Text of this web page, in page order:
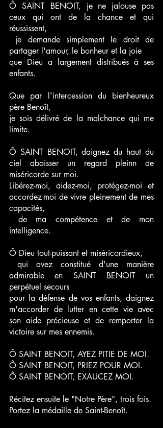
Ô SAINT BENOIT, je ne jalouse pas
ceux qui ont de la chance et qui
réussissent,
partager l'amour, le bonheur et la joie
que Dieu a largement distribués à ses
enfants.
Que par l'intercession du bienheureux
père Benoît,
je sois délivré de la malchance qui me
limite.
Ô SAINT BENOIT, daignez du haut du
ciel abaisser un regard pleinn de
miséricorde sur moi.
Libérez-moi, aidez-moi, protégez-moi et
accordez-moi de vivre pleinement de mes
capacités,
intelligence.
Ô Dieu tout-puissant et miséricordieux,
admirable en SAINT BENOIT un
perpétuel secours
pour la défense de vos enfants, daignez
m'accorder de lutter en cette vie avec
son aide précieuse et de remporter la
victoire sur mes ennemis.
Ô SAINT BENOIT, AYEZ PITIE DE MOI.
Ô SAINT BENOIT, PRIEZ POUR MOI.
Ô SAINT BENOIT, EXAUCEZ MOI.
Récitez ensuite le "Notre Père", trois fois.
Portez la médaille de Saint-Benoît.